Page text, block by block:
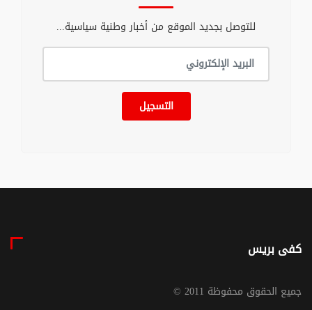
للتوصل بجديد الموقع من أخبار وطنية سياسية...
التسجيل
كفى بريس
© جميع الحقوق محفوظة 2011